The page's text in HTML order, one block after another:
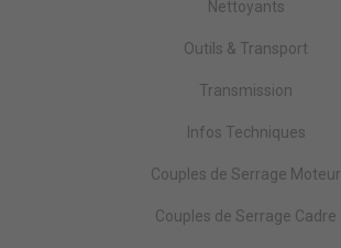
Nettoyants
Outils & Transport
Transmission
Infos Techniques
Couples de Serrage Moteur
Couples de Serrage Cadre